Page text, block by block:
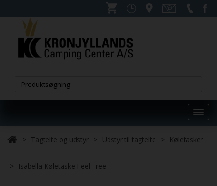
Tagtelte og udstyr Udstyr til tagtelte Køletasker
Isabella Køletaske Feel Free